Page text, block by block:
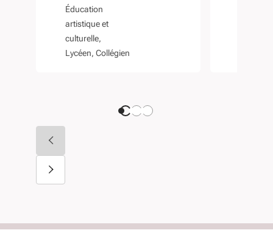
Éducation
artistique et
culturelle
Lycéen Collégien